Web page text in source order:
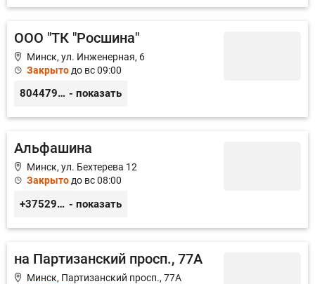
ООО "ТК "Росшина"
Минск, ул. Инженерная, 6
Закрыто до вс 09:00
80447959595 - показать
Альфашина
Минск, ул. Бехтерева 12
Закрытодо вс 08:00
+375296042898 - показать
на Партизанский просп., 77А
Минск, Партизанский просп., 77А